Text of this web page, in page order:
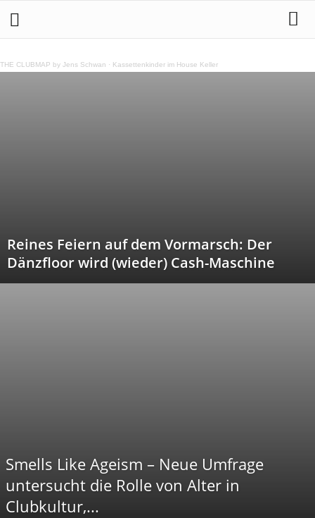
THE CLUBMAP by Jens Schwan · Kassettenkinder im House Keller
Reines Feiern auf dem Vormarsch: Der
Dänzfloor wird (wieder) Cash-Maschine
Smells Like Ageism – Neue Umfrage
untersucht die Rolle von Alter in
Clubkultur,...